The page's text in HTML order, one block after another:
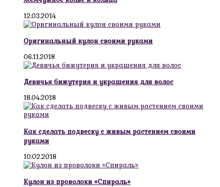
12.03.2014
Оригинальный кулон своими руками
06.11.2018
Девичья бижутерия и украшения для волос
18.04.2018
Как сделать подвеску с живым растением своими
руками
10.02.2018
Кулон из проволоки «Спираль»